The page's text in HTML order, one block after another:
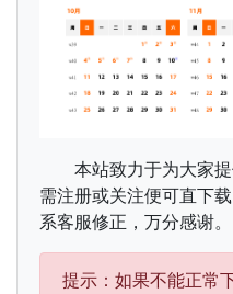
本站致力于为大家
需注册或关注便可直下
系客服修正，万分感谢。
提示：如果不能正常